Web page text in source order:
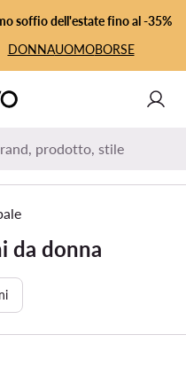
PRINCIPALE
soffio dell'estate fino al -35%
DONNAUOMOBORSE
prodotto, stile
da donna